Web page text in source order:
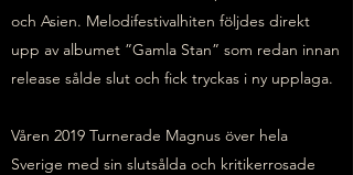
och Asien. Melodifestivalhiten följdes direkt
upp av albumet ”Gamla Stan” som redan innan
release sålde slut och fick tryckas i ny upplaga.
Våren 2019 Turnerade Magnus över hela
Sverige med sin slutsålda och kritikerrosade